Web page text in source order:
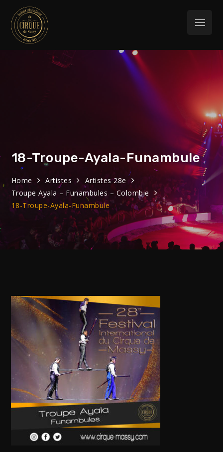
content
International du
Cirque de Massy
Menu
18-Troupe-Ayala-Funambule
Home Artistes
Artistes 28e
Troupe Ayala – Funambules – Colombie
18-Troupe-Ayala-Funambule